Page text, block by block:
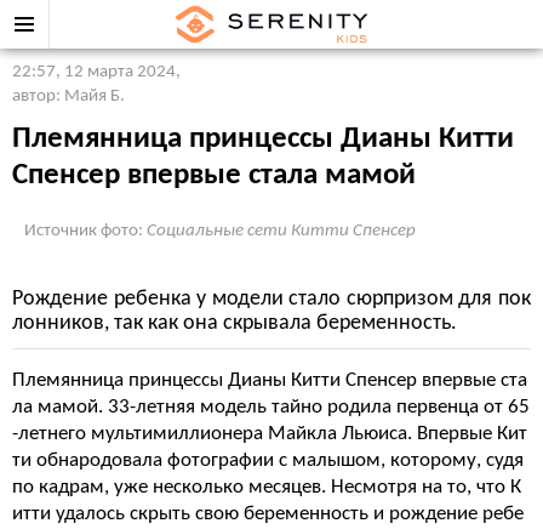
22:57, 12 марта 2024,
автор: Майя Б.
Племянница принцессы Дианы Китти
Спенсер впервые стала мамой
Источник фото: Социальные сети Китти Спенсер
Рождение ребенка у модели стало сюрпризом для пок
лонников, так как она скрывала беременность.
Племянница принцессы Дианы Китти Спенсер впервые ста
ла мамой. 33-летняя модель тайно родила первенца от 65
-летнего мультимиллионера Майкла Льюиса. Впервые Кит
ти обнародовала фотографии с малышом, которому, судя
по кадрам, уже несколько месяцев. Несмотря на то, что К
итти удалось скрыть свою беременность и рождение ребе